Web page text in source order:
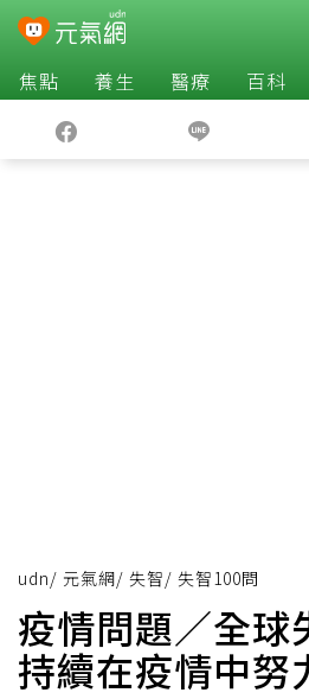
焦點 養生 醫療 百科
udn/ 元氣網/ 失智/ 失智100問
疫情問題／全球
持續在疫情中努